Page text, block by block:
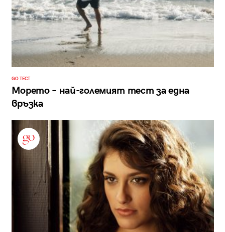
GO ТЕСТ
Морето – най-големият тест за една
връзка